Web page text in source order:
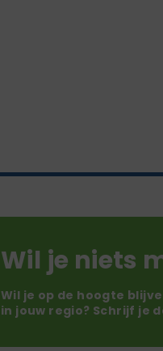
Wil je niets
Wil je op de hoogte
in jouw regio? Schrijf je